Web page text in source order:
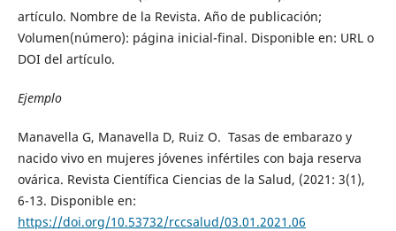
artículo. Nombre de la Revista. Año de publicación;
Volumen(número): página inicial-final. Disponible en: URL o
DOI del artículo.
Ejemplo
Manavella G, Manavella D, Ruiz O. Tasas de embarazo y
nacido vivo en mujeres jóvenes infértiles con baja reserva
ovárica. Revista Científica Ciencias de la Salud, (2021: 3(1),
6-13. Disponible en:
https://doi.org/10.53732/rccsalud/03.01.2021.06